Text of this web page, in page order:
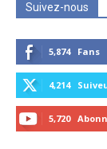
Suivez-nous
5,874 Fans
4,214
5,720